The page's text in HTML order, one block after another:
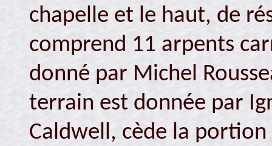
chapelle et le haut, de
comprend 11 arpents
donné par Michel
terrain est donnée par
Caldwell, cède la